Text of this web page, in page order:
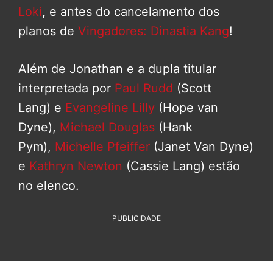
Loki, e antes do cancelamento dos
planos de Vingadores: Dinastia Kang!
Além de Jonathan e a dupla titular
interpretada por Paul Rudd (Scott
Lang) e Evangeline Lilly (Hope van
Dyne), Michael Douglas (Hank
Pym), Michelle Pfeiffer (Janet Van Dyne)
e Kathryn Newton (Cassie Lang) estão
no elenco.
PUBLICIDADE